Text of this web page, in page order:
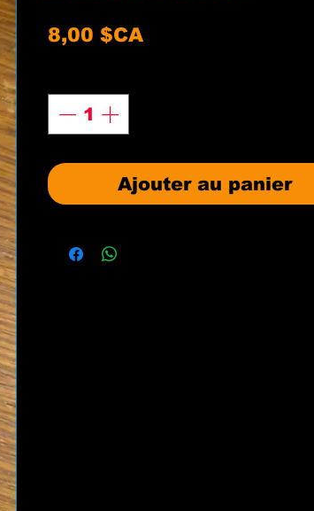
8,00 $CAPrix
Ajouter au panier